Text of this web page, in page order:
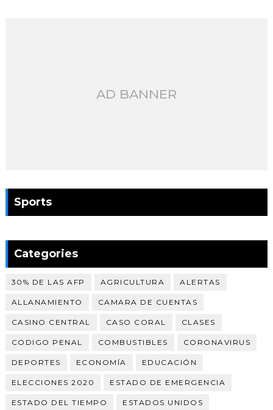
AD BANNER
Sports
Categories
30% DE LAS AFP AGRICULTURA ALERTAS
ALLANAMIENTO CAMARA DE CUENTAS
CASINO CENTRAL CASO CORAL CLASES
CODIGO PENAL COMBUSTIBLES CORONAVIRUS
DEPORTES ECONOMÍA EDUCACIÓN
ELECCIONES 2020 ESTADO DE EMERGENCIA
ESTADO DEL TIEMPO ESTADOS UNIDOS